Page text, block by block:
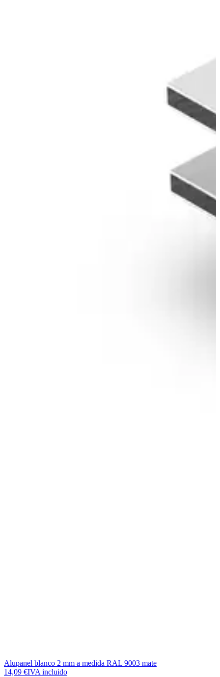
Alupanel blanco 2 mm a medida RAL 9003 mate
14,09 €IVA incluido